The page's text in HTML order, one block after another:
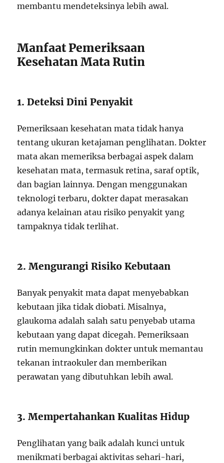
membantu mendeteksinya lebih awal.
Manfaat Pemeriksaan
Kesehatan Mata Rutin
1. Deteksi Dini Penyakit
Pemeriksaan kesehatan mata tidak hanya
tentang ukuran ketajaman penglihatan. Dokter
mata akan memeriksa berbagai aspek dalam
kesehatan mata, termasuk retina, saraf optik,
dan bagian lainnya. Dengan menggunakan
teknologi terbaru, dokter dapat merasakan
adanya kelainan atau risiko penyakit yang
tampaknya tidak terlihat.
2. Mengurangi Risiko Kebutaan
Banyak penyakit mata dapat menyebabkan
kebutaan jika tidak diobati. Misalnya,
glaukoma adalah salah satu penyebab utama
kebutaan yang dapat dicegah. Pemeriksaan
rutin memungkinkan dokter untuk memantau
tekanan intraokuler dan memberikan
perawatan yang dibutuhkan lebih awal.
3. Mempertahankan Kualitas Hidup
Penglihatan yang baik adalah kunci untuk
menikmati berbagai aktivitas sehari-hari,